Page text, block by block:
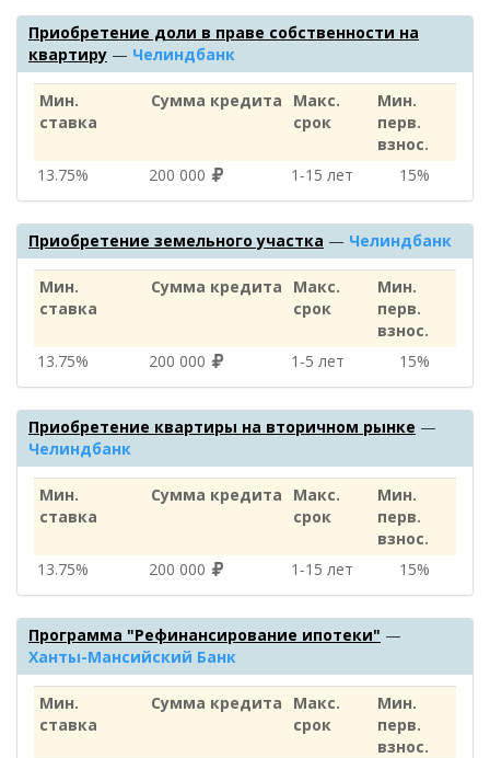
Приобретение доли в праве собственности на
квартиру — Челиндбанк
Мин.
ставка
Сумма кредита
Макс.
срок
Мин.
перв.
взнос.
13.75%
200 000 1‑15 лет 15%
Приобретение земельного участка — Челиндбанк
Мин.
ставка
Сумма кредита
Макс.
срок
Мин.
перв.
взнос.
13.75%
200 000 1‑5 лет 15%
Приобретение квартиры на вторичном рынке —
Челиндбанк
Мин.
ставка
Сумма кредита
Макс.
срок
Мин.
перв.
взнос.
13.75%
200 000 1‑15 лет 15%
Программа "Рефинансирование ипотеки" —
Ханты-Мансийский Банк
Мин.
ставка
Сумма кредита
Макс.
срок
Мин.
перв.
взнос.